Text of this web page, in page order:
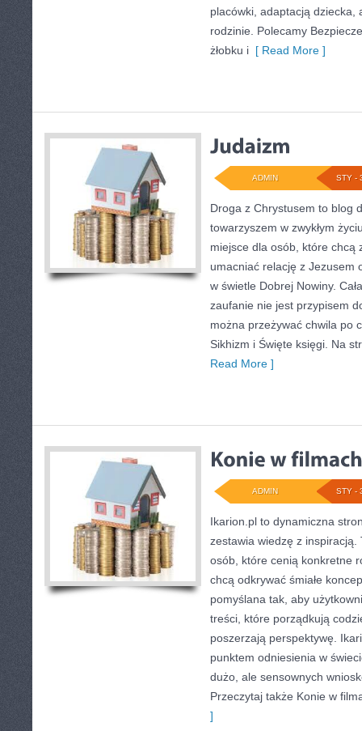
placówki, adaptacją dziecka,
rodzinie. Polecamy
żłobku i [ Read More ]
STY -
ADMIN
Droga z Chrystusem to blog
towarzyszem w zwykłym
miejsce dla osób, które chcą
umacniać relację z Jezusem
w świetle Dobrej Nowiny.
zaufanie nie jest przypisem
można przeżywać chwila po
Sikhizm i Święte księgi. Na
Read More ]
STY -
ADMIN
Ikarion.pl to dynamiczna
zestawia wiedzę z inspiracją.
osób, które cenią konkretne
chcą odkrywać śmiałe
pomyślana tak, aby
treści, które porządkują
poszerzają perspektywę.
punktem odniesienia w
dużo, ale sensownych
Przeczytaj także Konie w
]